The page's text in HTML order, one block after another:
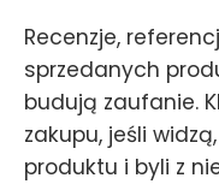
Recenzje,
sprzedanych
budują zaufanie.
zakupu, jeśli
produktu i byli z